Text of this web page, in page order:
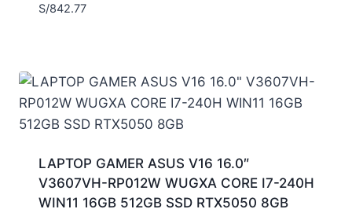
S/842.77
LAPTOP GAMER ASUS V16 16.0″
V3607VH-RP012W WUGXA CORE I7-240H
WIN11 16GB 512GB SSD RTX5050 8GB